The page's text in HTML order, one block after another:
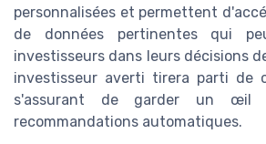
personnalisées et permettent
de données pertinentes qui
investisseurs dans leurs décisions
investisseur averti tirera parti de
s'assurant de garder un œil
recommandations automatiques.